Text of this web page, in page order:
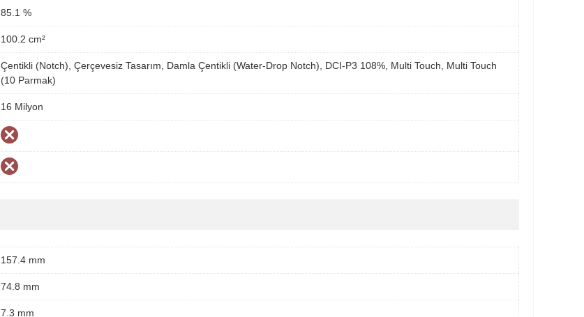
85.1 %
100.2 cm²
Çentikli (Notch), Çerçevesiz Tasarım, Damla Çentikli (Water-Drop Notch), DCI-P3 108%, Multi Touch, Multi Touch
(10 Parmak)
16 Milyon
157.4 mm
74.8 mm
7.3 mm